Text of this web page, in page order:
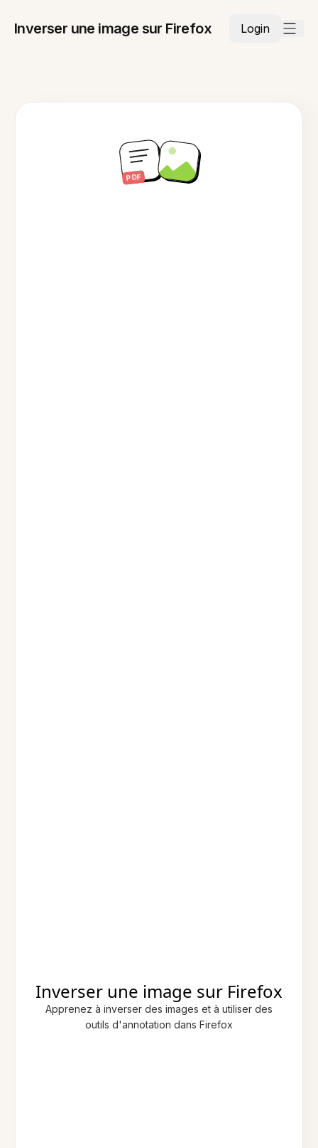
Inverser une image sur Firefox Login
Inverser une image sur Firefox
Apprenez à inverser des images et à utiliser des
outils d'annotation dans Firefox